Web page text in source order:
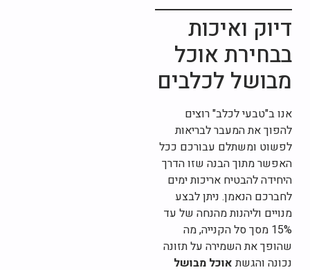
דיוק ואיכות
בבחירת אוכל
מבושל לכלבים
אנו ב"טבעי לכלב" רוצים
להפוך את המעבר לבריאות
לפשוט ומשתלם עבורכם ככל
האפשר מתוך הבנה שזו הדרך
היחידה להבטיח אריכות ימים
לחברכם הנאמן. ניתן לבצע
מנויים וליהנות מהנחה של עד
15% מסך סל הקנייה, מה
שהופך את השמירה על תזונה
נכונה והגשתאוכל מבושל